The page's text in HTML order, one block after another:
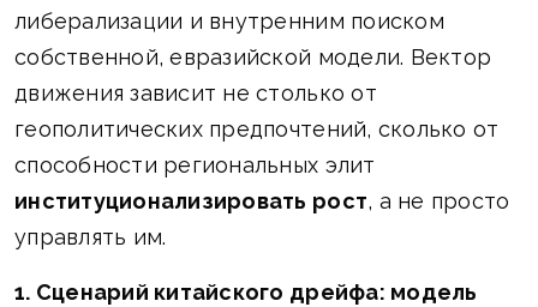
либерализации и внутренним поиском
собственной, евразийской модели. Вектор
движения зависит не столько от
геополитических предпочтений, сколько от
способности региональных элит
институционализировать рост, а не просто
управлять им.
1. Сценарий китайского дрейфа: модель